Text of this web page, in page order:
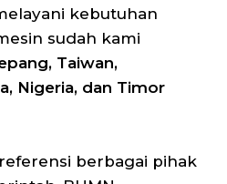
kebutuhan
sudah kami
Taiwan,
Nigeria, dan Timor
berbagai pihak